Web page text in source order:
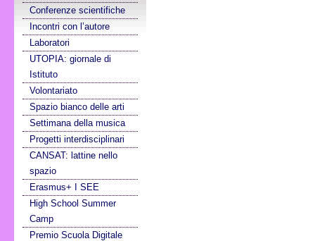
Conferenze scientifiche
Incontri con l’autore
Laboratori
UTOPIA: giornale di
Istituto
Volontariato
Spazio bianco delle arti
Settimana della musica
Progetti interdisciplinari
CANSAT: lattine nello
spazio
Erasmus+ I SEE
High School Summer
Camp
Premio Scuola Digitale